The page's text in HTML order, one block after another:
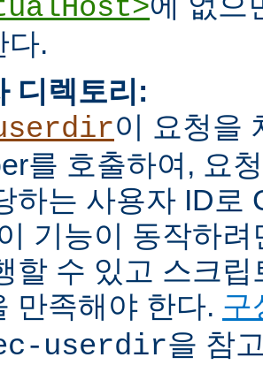
다.
디렉토리:
이 요청을
를 호출하여, 요
하는 사용자 ID로
기능이 동작하
할 수 있고 스크
만족해야 한다. 구
userdir을 참